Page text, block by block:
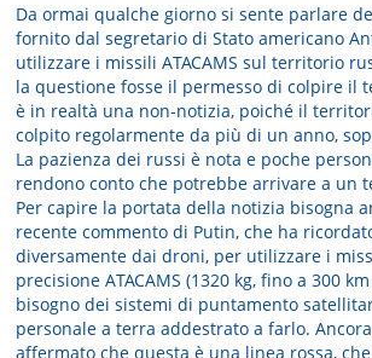
Da ormai qualche giorno si sente parlare
fornito dal segretario di Stato americano
utilizzare i missili ATACAMS sul territorio
la questione fosse il permesso di colpire il
è in realtà una non-notizia, poiché il
colpito regolarmente da più di un anno,
La pazienza dei russi è nota e poche
rendono conto che potrebbe arrivare a un
Per capire la portata della notizia bisogna
recente commento di Putin, che ha
diversamente dai droni, per utilizzare i
precisione ATACAMS (1320 kg, fino a 300
bisogno dei sistemi di puntamento
personale a terra addestrato a farlo.
affermato che questa è una linea rossa,